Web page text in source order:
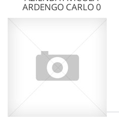
ARDENGO CARLO 0